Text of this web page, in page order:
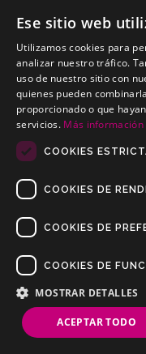
HYUNDAI
Kits electricos
Copyrights © 2019
Condiciones de Venta /
Política de
Ese sitio web
Utilizamos cookies para
analizar nuestro tráfico.
uso de nuestro sitio con
quienes pueden
proporcionado o que
servicios. Más información
COOKIES
COOKIES DE
COOKIES DE
COOKIES DE
MOSTRAR DETALLES
ACEPTAR TODO